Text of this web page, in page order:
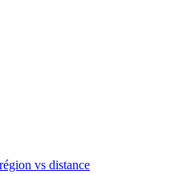
vs distance